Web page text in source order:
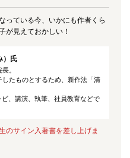
っている今、いかにも作者くら
が見えておかしい！
）氏
。
たものとするため、新作法「清
、講演、執筆、社員教育などで
のサイン入著書を差し上げま